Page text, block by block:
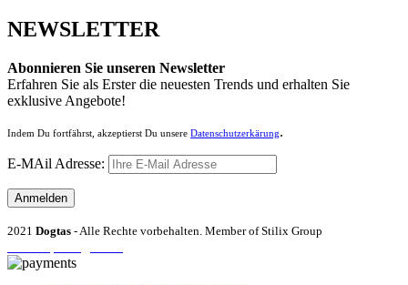
NEWSLETTER
Abonnieren Sie unseren Newsletter
Erfahren Sie als Erster die neuesten Trends und erhalten Sie
exklusive Angebote!
Indem Du fortfährst, akzeptierst Du unsere Datenschutzerkärung.
E-MAil Adresse:
2021 Dogtas - Alle Rechte vorbehalten. Member of Stilix Group